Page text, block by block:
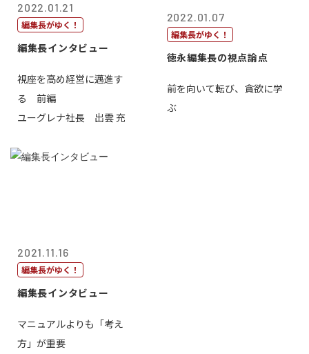
2022.01.21
編集長がゆく！
編集長インタビュー
視座を高め経営に邁進す
る 前編
ユーグレナ社長 出雲 充
2022.01.07
編集長がゆく！
徳永編集長の視点論点
前を向いて転び、貪欲に学
ぶ
2021.11.16
編集長がゆく！
編集長インタビュー
マニュアルよりも「考え
方」が重要